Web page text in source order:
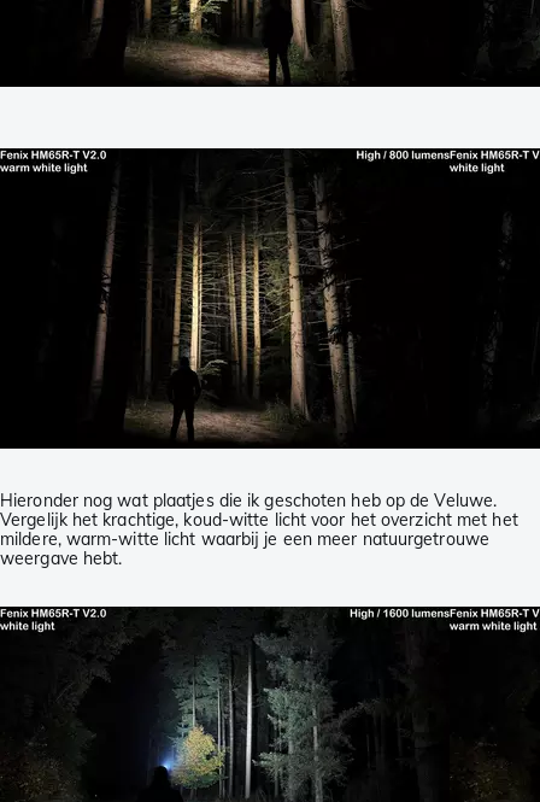
Hieronder nog wat plaatjes die ik geschoten heb op de Veluwe.
Vergelijk het krachtige, koud-witte licht voor het overzicht met het
mildere, warm-witte licht waarbij je een meer natuurgetrouwe
weergave hebt.